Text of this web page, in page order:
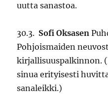
uutta sanastoa.
30.3. Sofi Oksasen
Pohjoismaiden
kirjallisuuspalkinnon.
sinua erityisesti
sanaleikki.)